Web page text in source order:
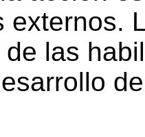
externos.
las